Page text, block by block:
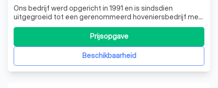
Ons bedrijf werd opgericht in 1991 en is sindsdien
uitgegroeid tot een gerenommeerd hoveniersbedrijf met
een aanzienlijke staat van dienst. Wij hebben een
vakbekwaam en spontaan team.
Beschikbaarheid
Prijsopgave